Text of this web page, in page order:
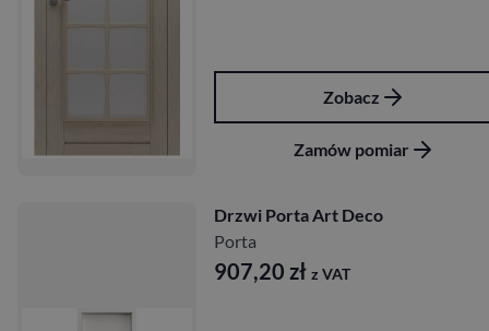
Zobacz
Zamów pomiar
Drzwi Porta Art Deco
Porta
907,20 zł z VAT